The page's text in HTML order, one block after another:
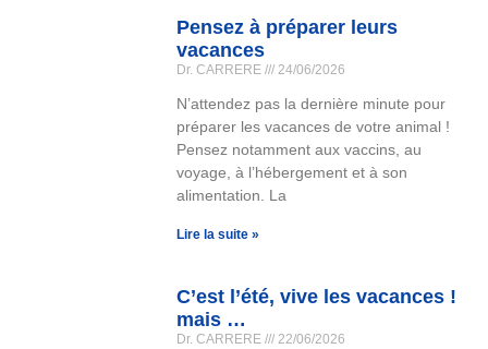
Pensez à préparer leurs
vacances
Dr. CARRERE 24/06/2026
N’attendez pas la dernière minute pour
préparer les vacances de votre animal !
Pensez notamment aux vaccins, au
voyage, à l’hébergement et à son
alimentation. La
Lire la suite »
C’est l’été, vive les vacances !
mais …
Dr. CARRERE 22/06/2026